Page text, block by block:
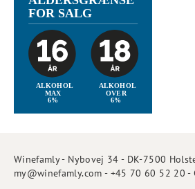
Winefamly - Nybovej 34 - DK-7500
my@winefamly.com - +45 70 60 52 20 -